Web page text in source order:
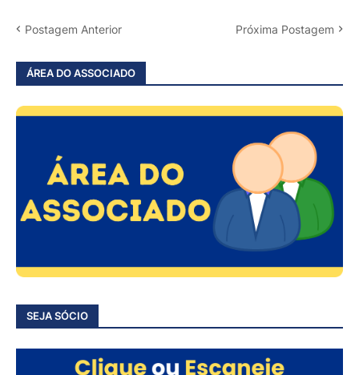
Postagem Anterior Próxima Postagem
ÁREA DO ASSOCIADO
SEJA SÓCIO